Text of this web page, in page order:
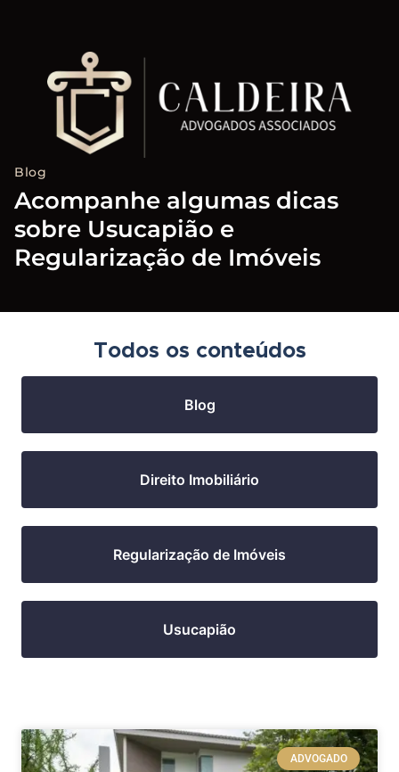
Blog
Acompanhe algumas dicas
sobre Usucapião e
Regularização de Imóveis
Todos os conteúdos
Blog
Direito Imobiliário
Regularização de Imóveis
Usucapião
ADVOGADO